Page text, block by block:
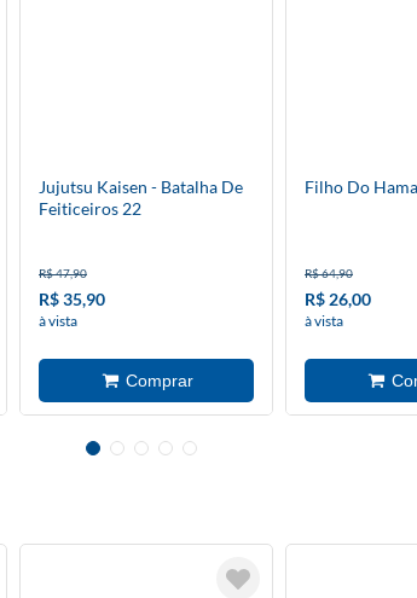
Jujutsu Kaisen - Batalha De
Feiticeiros 22
R$ 47,90
R$ 35,90
à vista
Filho Do
R$ 64,90
R$ 26,00
à vista